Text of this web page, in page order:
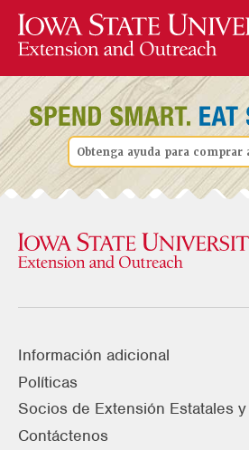
Obtenga ayuda para comprar
Información adicional
Políticas
Socios de Extensión Estatales
Contáctenos